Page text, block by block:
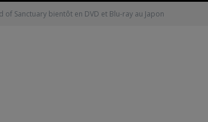
of Sanctuary bientôt en DVD et Blu-ray au Japon